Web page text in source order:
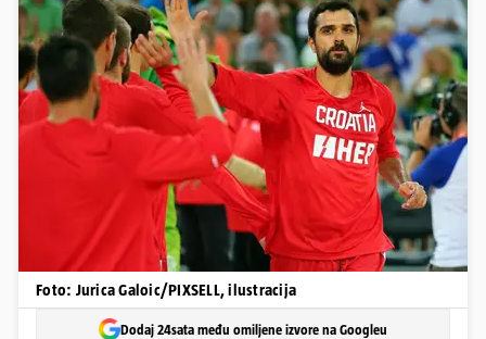
Foto: Jurica Galoic/PIXSELL, ilustracija
Dodaj 24sata među omiljene izvore na Googleu